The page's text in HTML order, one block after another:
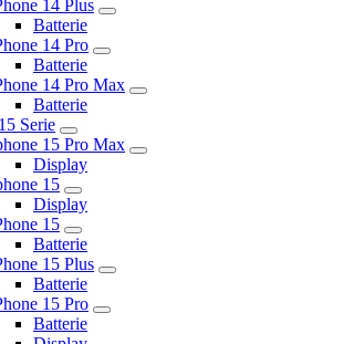
14 Plus
Batterie
14 Pro
Batterie
14 Pro Max
Batterie
Serie
15 Pro Max
Display
15
Display
15
Batterie
15 Plus
Batterie
15 Pro
Batterie